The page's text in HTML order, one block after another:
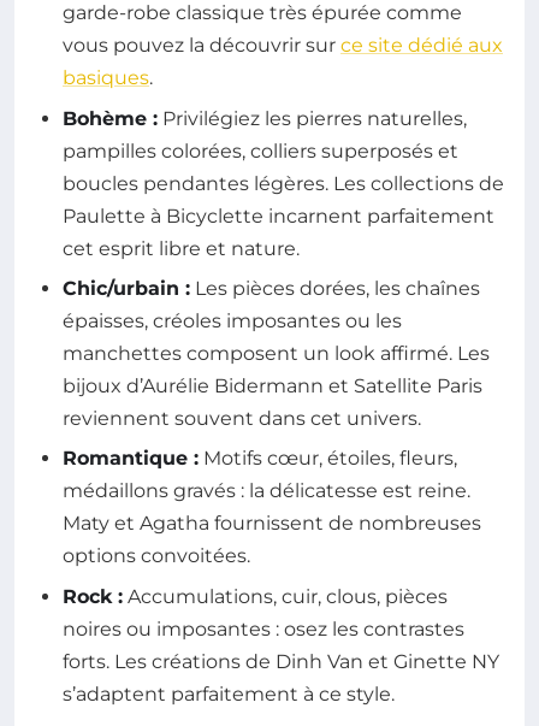
garde-robe classique très épurée comme
vous pouvez la découvrir sur ce site dédié aux
basiques.
Bohème : Privilégiez les pierres naturelles,
pampilles colorées, colliers superposés et
boucles pendantes légères. Les collections de
Paulette à Bicyclette incarnent parfaitement
cet esprit libre et nature.
Chic/urbain : Les pièces dorées, les chaînes
épaisses, créoles imposantes ou les
manchettes composent un look affirmé. Les
bijoux d’Aurélie Bidermann et Satellite Paris
reviennent souvent dans cet univers.
Romantique : Motifs cœur, étoiles, fleurs,
médaillons gravés : la délicatesse est reine.
Maty et Agatha fournissent de nombreuses
options convoitées.
Rock : Accumulations, cuir, clous, pièces
noires ou imposantes : osez les contrastes
forts. Les créations de Dinh Van et Ginette NY
s’adaptent parfaitement à ce style.